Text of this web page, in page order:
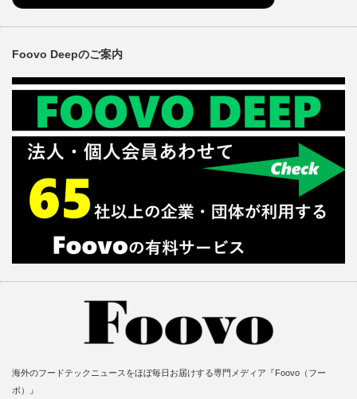
Foovo Deepのご案内
海外のフードテックニュースをほぼ毎日お届けする専門メディア『Foovo（フー
ボ）』